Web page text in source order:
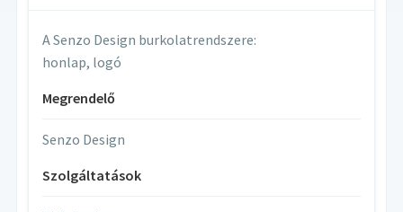
A Senzo Design burkolatrendszere:
honlap, logó
Megrendelő
Senzo Design
Szolgáltatások